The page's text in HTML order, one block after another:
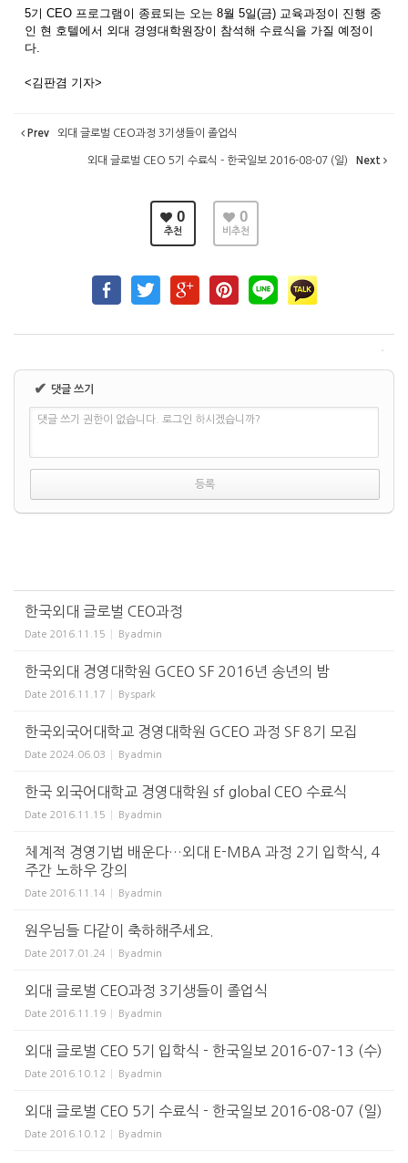
5기 CEO 프로그램이 종료되는 오는 8월 5일(금) 교육과정이 진행 중
인 현 호텔에서 외대 경영대학원장이 참석해 수료식을 가질 예정이
다.
<김판겸 기자>
Prev 외대 글로벌 CEO과정 3기생들이 졸업식
외대 글로벌 CEO 5기 수료식 - 한국일보 2016-08-07 (일) Next
0
추천
0
비추천
✔ 댓글 쓰기
댓글 쓰기 권한이 없습니다. 로그인 하시겠습니까?
한국외대 글로벌 CEO과정
Date 2016.11.15 Byadmin
한국외대 경영대학원 GCEO SF 2016년 송년의 밤
Date 2016.11.17 Byspark
한국외국어대학교 경영대학원 GCEO 과정 SF 8기 모집
Date 2024.06.03 Byadmin
한국 외국어대학교 경영대학원 sf global CEO 수료식
Date 2016.11.15 Byadmin
체계적 경영기법 배운다…외대 E-MBA 과정 2기 입학식, 4
주간 노하우 강의
Date 2016.11.14 Byadmin
원우님들 다같이 축하해주세요.
Date 2017.01.24 Byadmin
외대 글로벌 CEO과정 3기생들이 졸업식
Date 2016.11.19 Byadmin
외대 글로벌 CEO 5기 입학식 - 한국일보 2016-07-13 (수)
Date 2016.10.12 Byadmin
외대 글로벌 CEO 5기 수료식 - 한국일보 2016-08-07 (일)
Date 2016.10.12 Byadmin